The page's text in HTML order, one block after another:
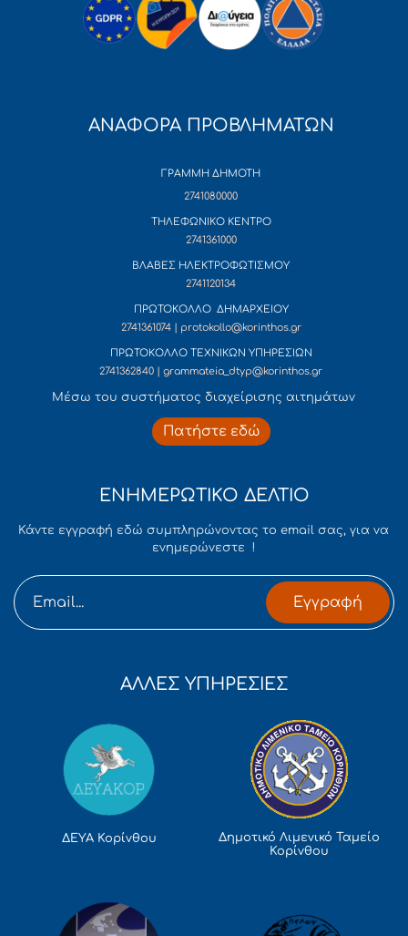
ΑΝΑΦΟΡΑ ΠΡΟΒΛΗΜΑΤΩΝ
ΓΡΑΜΜΗ ΔΗΜΟΤΗ
2741080000
ΤΗΛΕΦΩΝΙΚΟ ΚΕΝΤΡΟ
2741361000
ΒΛΑΒΕΣ ΗΛΕΚΤΡΟΦΩΤΙΣΜΟΥ
2741120134
ΠΡΩΤΟΚΟΛΛΟ ΔΗΜΑΡΧΕΙΟΥ
2741361074 | protokollo@korinthos.gr
ΠΡΩΤΟΚΟΛΛΟ ΤΕΧΝΙΚΩΝ ΥΠΗΡΕΣΙΩΝ
2741362840 | grammateia_dtyp@korinthos.gr
Mέσω του συστήματος διαχείρισης αιτημάτων
Πατήστε εδώ
ΕΝΗΜΕΡΩΤΙΚΟ ΔΕΛΤΙΟ
Κάντε εγγραφή εδώ συμπληρώνοντας το email σας, για να
ενημερώνεστε !
Εγγραφή
ΑΛΛΕΣ ΥΠΗΡΕΣΙΕΣ
ΔΕΥΑ Κορίνθου
Δημοτικό Λιμενικό Ταμείο
Κορίνθου